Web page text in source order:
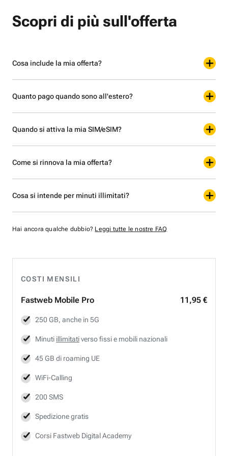
COSTI MENSILI
Fastweb Mobile Pro 11,95 €
250 GB, anche in 5G
Minuti illimitativerso fissi e mobili nazionali
45 GB di roaming UE
WiFi-Calling
200 SMS
Spedizione gratis
Corsi Fastweb Digital Academy
Scopri di più sull'offerta
Cosa include la mia offerta?
Quanto pago quando sono all'estero?
Quando si attiva la mia SIM/eSIM?
Come si rinnova la mia offerta?
Cosa si intende per minuti illimitati?
Hai ancora qualche dubbio? Leggi tutte le nostre FAQ